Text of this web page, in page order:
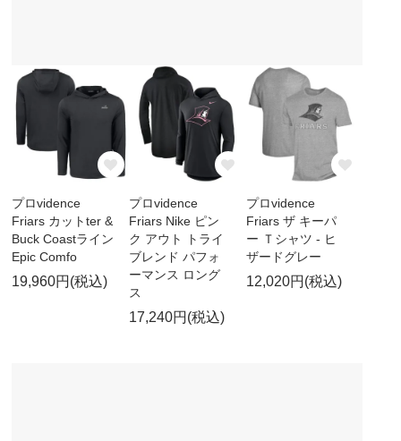
プロvidence
Friars カットter &
Buck Coastライン
Epic Comfo
19,960円(税込)
プロvidence
Friars Nike ピン
ク アウト トライ
ブレンド パフォ
ーマンス ロング
ス
17,240円(税込)
プロvidence
Friars ザ キーパ
ー Ｔシャツ - ヒ
ザードグレー
12,020円(税込)